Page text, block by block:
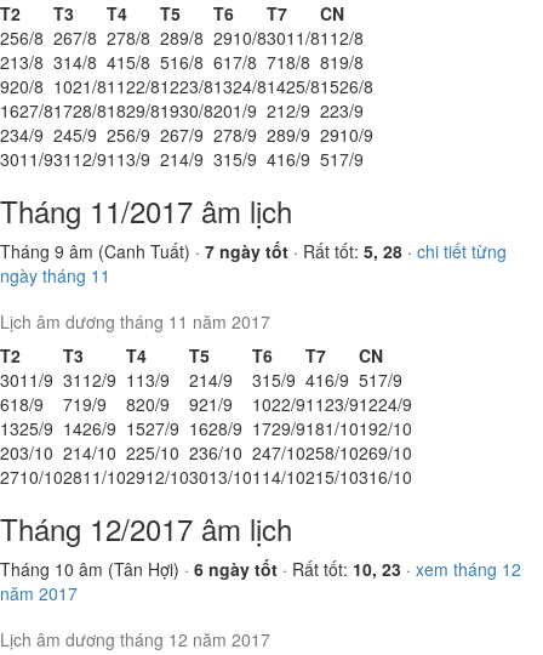
T2
T3 T4 T5 T6 T7
CN
256/8 267/8 278/8 289/8 2910/83011/81 12/8
213/8 314/8 415/8 516/8 617/8 718/8 819/8
920/8 1021/81122/81223/81324/81425/81526/8
1627/81728/81829/81930/8201/9 212/9 223/9
234/9 245/9 256/9 267/9 278/9 289/9 2910/9
3011/931 12/91 13/9 214/9 315/9 416/9 517/9
Tháng 11/2017 âm lịch
Tháng 9 âm (Canh Tuất) · 7 ngày tốt · Rất tốt: 5, 28 · chi tiết từng
ngày tháng 11
Lịch âm dương tháng 11 năm 2017
T2
T3 T4 T5 T6 T7
CN
3011/9 31 12/9 1 13/9 214/9 315/9 416/9 517/9
618/9 719/9 820/9 921/9 1022/91123/91224/9
1325/9 1426/9 1527/9 1628/9 1729/9181/10192/10
203/10 214/10 225/10 236/10 247/10258/10269/10
2710/102811/102912/103013/101 14/10215/10316/10
Tháng 12/2017 âm lịch
Tháng 10 âm (Tân Hợi) · 6 ngày tốt · Rất tốt: 10, 23 · xem tháng 12
năm 2017
Lịch âm dương tháng 12 năm 2017